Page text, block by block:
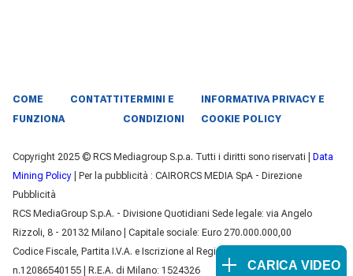
COME
FUNZIONA
CONTATTI TERMINI E
CONDIZIONI
INFORMATIVA PRIVACY E
COOKIE POLICY
Copyright 2025 © RCS Mediagroup S.p.a. Tutti i diritti sono riservati |
Data
Mining Policy | Per la pubblicità : CAIRORCS MEDIA SpA - Direzione
Pubblicità
RCS MediaGroup S.p.A. - Divisione Quotidiani Sede legale: via Angelo
Rizzoli, 8 - 20132 Milano | Capitale sociale: Euro 270.000.000,00
Codice Fiscale, Partita I.V.A. e Iscrizione al Registro delle Imprese di Milano
n.12086540155 | R.E.A. di Milano: 1524326
CARICA VIDEO